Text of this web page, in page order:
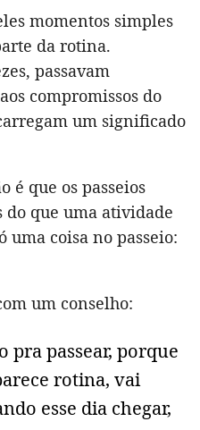
momentos simples
da rotina.
passavam
compromissos do
um significado
é que os passeios
que uma atividade
uma coisa no passeio:
um conselho:
pra passear, porque
rotina, vai
esse dia chegar,